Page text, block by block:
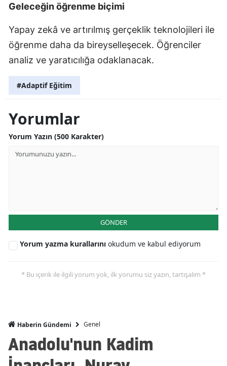
Geleceğin öğrenme biçimi
Yapay zekâ ve artırılmış gerçeklik teknolojileri ile
öğrenme daha da bireyselleşecek. Öğrenciler
analiz ve yaratıcılığa odaklanacak.
#Adaptif Eğitim
Yorumlar
Yorum Yazın (500 Karakter)
GÖNDER
Yorum yazma kurallarını okudum ve kabul ediyorum
* Bu içerik ile ilgili yorum yok, ilk yorumu siz yazın, tartışalım *
Haberin Gündemi Genel
Anadolu'nun Kadim